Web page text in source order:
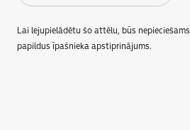
Lai lejupielādētu šo attēlu, būs nepieciešams
papildus īpašnieka apstiprinājums.